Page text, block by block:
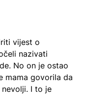
vijest o
nazivati
No on je ostao
mama govorila da
I to je